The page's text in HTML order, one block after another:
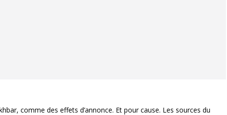
comme des effets d’annonce. Et pour cause. Les sources du